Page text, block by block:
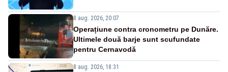
8 aug. 2026, 20:07
Operațiune contra cronometru pe Dunăre.
Ultimele două barje sunt scufundate
pentru Cernavodă
8 aug. 2026, 18:31